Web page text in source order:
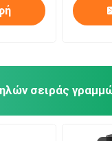
σειράς